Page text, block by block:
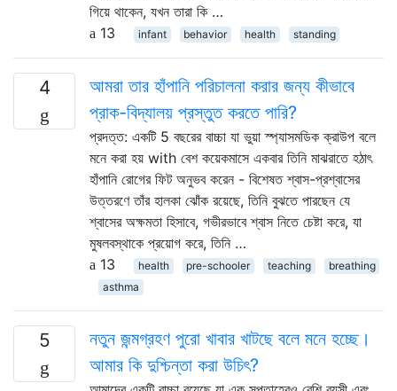
গিয়ে থাকেন, যখন তারা কি …
13
infant behavior health standing
4
আমরা তার হাঁপানি পরিচালনা করার জন্য কীভাবে
প্রাক-বিদ্যালয় প্রস্তুত করতে পারি?
প্রদত্ত: একটি 5 বছরের বাচ্চা যা ভুয়া স্প্যাসমডিক ক্রাউপ বলে
মনে করা হয় with বেশ কয়েকমাসে একবার তিনি মাঝরাতে হঠাৎ
হাঁপানি রোগের ফিট অনুভব করেন - বিশেষত শ্বাস-প্রশ্বাসের
উত্তরণে তাঁর হালকা ঝোঁক রয়েছে, তিনি বুঝতে পারছেন যে
শ্বাসের অক্ষমতা হিসাবে, গভীরভাবে শ্বাস নিতে চেষ্টা করে, যা
মুষলবস্থাকে প্রয়োগ করে, তিনি …
13
health pre-schooler teaching
breathing
asthma
5
নতুন জন্মগ্রহণ পুরো খাবার খাটছে বলে মনে হচ্ছে।
আমার কি দুশ্চিন্তা করা উচিৎ?